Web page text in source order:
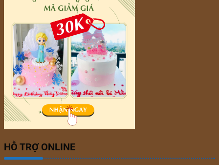
HỖ TRỢ ONLINE